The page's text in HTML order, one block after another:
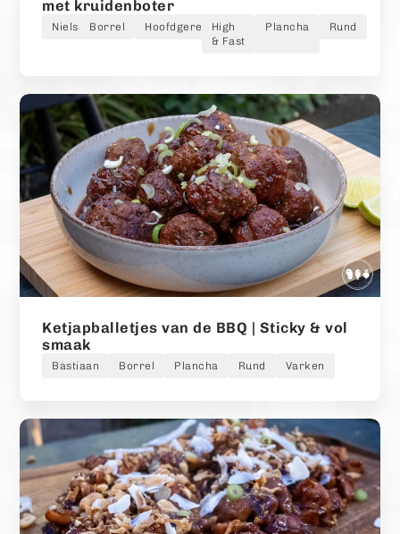
met kruidenboter
Niels Borrel HoofdgerechtHigh
& Fast
Plancha Rund
Ketjapballetjes van de BBQ | Sticky & vol
smaak
Bastiaan Borrel Plancha Rund Varken